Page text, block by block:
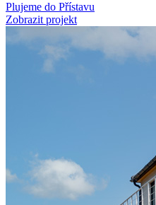
Plujeme do Přístavu
Zobrazit projekt